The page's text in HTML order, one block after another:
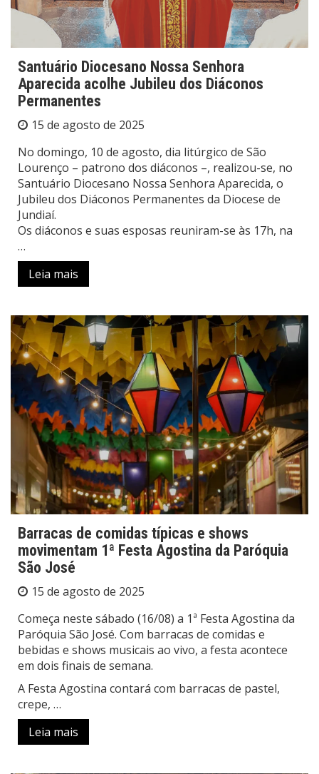
Santuário Diocesano Nossa Senhora
Aparecida acolhe Jubileu dos Diáconos
Permanentes
15 de agosto de 2025
No domingo, 10 de agosto, dia litúrgico de São
Lourenço – patrono dos diáconos –, realizou-se, no
Santuário Diocesano Nossa Senhora Aparecida, o
Jubileu dos Diáconos Permanentes da Diocese de
Jundiaí.
Os diáconos e suas esposas reuniram-se às 17h, na
…
Leia mais
Barracas de comidas típicas e shows
movimentam 1ª Festa Agostina da Paróquia
São José
15 de agosto de 2025
Começa neste sábado (16/08) a 1ª Festa Agostina da
Paróquia São José. Com barracas de comidas e
bebidas e shows musicais ao vivo, a festa acontece
em dois finais de semana.
A Festa Agostina contará com barracas de pastel,
crepe, …
Leia mais